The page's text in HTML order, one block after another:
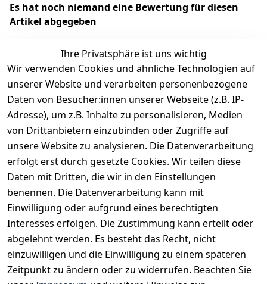
Es hat noch niemand eine Bewertung für diesen
Artikel abgegeben
EU-Verantwortliche Person - klicken Sie für Details
Ihre Privatsphäre ist uns wichtig
Wir verwenden Cookies und ähnliche Technologien auf
unserer Website und verarbeiten personenbezogene
Daten von Besucher:innen unserer Webseite (z.B. IP-
Adresse), um z.B. Inhalte zu personalisieren, Medien
von Drittanbietern einzubinden oder Zugriffe auf
unsere Website zu analysieren. Die Datenverarbeitung
erfolgt erst durch gesetzte Cookies. Wir teilen diese
Daten mit Dritten, die wir in den Einstellungen
benennen. Die Datenverarbeitung kann mit
Einwilligung oder aufgrund eines berechtigten
Interesses erfolgen. Die Zustimmung kann erteilt oder
abgelehnt werden. Es besteht das Recht, nicht
einzuwilligen und die Einwilligung zu einem späteren
Zeitpunkt zu ändern oder zu widerrufen. Beachten Sie
Rechtliches
AGB
Impressum
Services
Kontakt
Registrieren
Zahlungsm
öglichkeite
n
Vorkasse
Versanddie
nstleister
Post